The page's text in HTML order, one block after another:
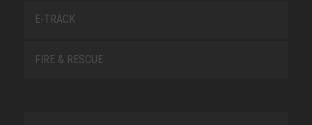
E-TRACK
FIRE & RESCUE